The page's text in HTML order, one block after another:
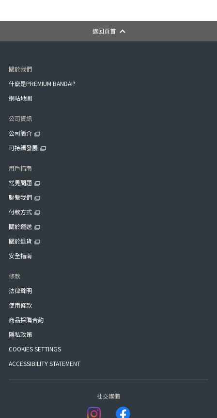
返回頁首
關於我們
什麼是PREMIUM BANDAI?
網站地圖
公司資訊
公司簡介
可持續發展
用戶指南
常見問題
聯繫我們
付款方式
關於運送
關於退貨
安全指南
條款
法律聲明
使用條款
商品採購合約
隱私政策
COOKIES SETTINGS
ACCESSIBILITY STATEMENT
社交媒體